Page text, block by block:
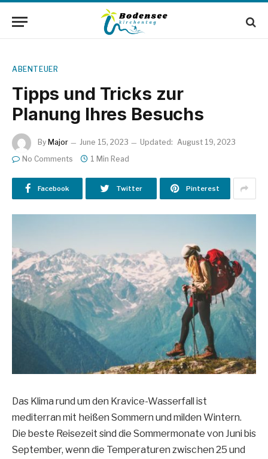
ABENTEUER
Tipps und Tricks zur
Planung Ihres Besuchs
By Major June 15, 2023 Updated: August 19, 2023
No Comments
1 Min Read
Facebook Twitter Pinterest
Das Klima rund um den Kravice-Wasserfall ist
mediterran mit heißen Sommern und milden Wintern.
Die beste Reisezeit sind die Sommermonate von Juni bis
September, wenn die Temperaturen zwischen 25 und